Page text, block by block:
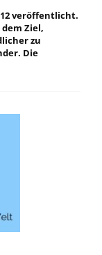
veröffentlicht.
Ziel,
zu
Die